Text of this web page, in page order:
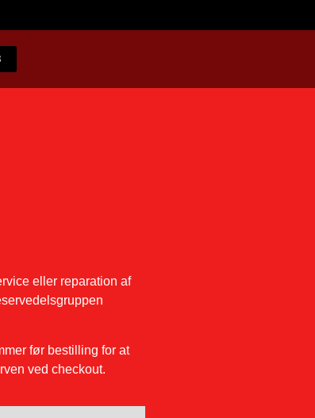
eller reparation af
før bestilling for at
ved checkout.